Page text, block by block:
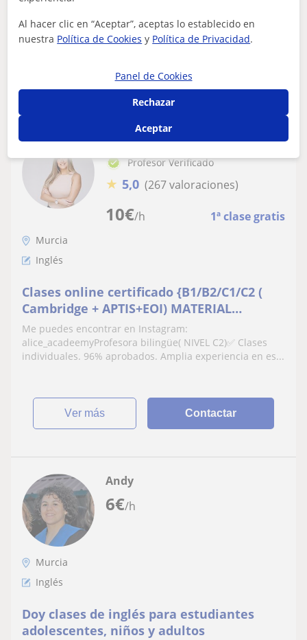
niveles, tanto a particulares como en empresas (BASF,
Johnson&Johnson, Caterpillar...
Contactar
10€/h 1ª clase gratis
Alice
Profesor Verificado
★ 5,0 (267 valoraciones)
Murcia
Inglés
Clases online certificado {B1/B2/C1/C2 (
Cambridge + APTIS+EOI) MATERIAL
INCLUIDO 📕📘 profesora OFICIAL ✅
Me puedes encontrar en Instagram:
alice_acadeemyProfesora bilingüe( NIVEL C2)✅ Clases
individuales. 96% aprobados. Amplia experiencia en es...
ver más Contactar
6€/h
Andy
Murcia
Inglés
Doy clases de inglés para estudiantes
adolescentes, niños y adultos
Al hacer clic en “Aceptar”, aceptas lo establecido en
nuestra Política de Cookies y Política de Privacidad.
Panel de Cookies
Rechazar
Aceptar